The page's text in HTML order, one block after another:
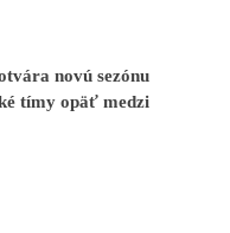
novú sezónu
tímy opäť medzi